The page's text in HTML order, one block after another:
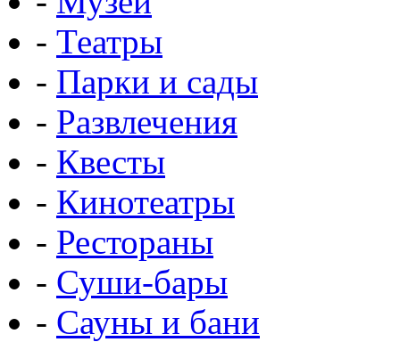
- Театры
- Парки и сады
- Развлечения
- Квесты
- Кинотеатры
- Рестораны
- Суши-бары
- Сауны и бани